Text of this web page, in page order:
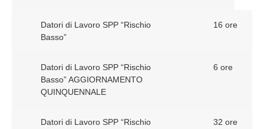
Datori di Lavoro SPP “Rischio
Basso”
16 ore
Datori di Lavoro SPP “Rischio
Basso” AGGIORNAMENTO
QUINQUENNALE
6 ore
Datori di Lavoro SPP “Rischio
32 ore